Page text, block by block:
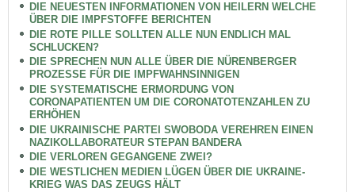
DIE NEUESTEN INFORMATIONEN VON HEILERN WELCHE
ÜBER DIE IMPFSTOFFE BERICHTEN
DIE ROTE PILLE SOLLTEN ALLE NUN ENDLICH MAL
SCHLUCKEN?
DIE SPRECHEN NUN ALLE ÜBER DIE NÜRENBERGER
PROZESSE FÜR DIE IMPFWAHNSINNIGEN
DIE SYSTEMATISCHE ERMORDUNG VON
CORONAPATIENTEN UM DIE CORONATOTENZAHLEN ZU
ERHÖHEN
DIE UKRAINISCHE PARTEI SWOBODA VEREHREN EINEN
NAZIKOLLABORATEUR STEPAN BANDERA
DIE VERLOREN GEGANGENE ZWEI?
DIE WESTLICHEN MEDIEN LÜGEN ÜBER DIE UKRAINE-
KRIEG WAS DAS ZEUGS HÄLT